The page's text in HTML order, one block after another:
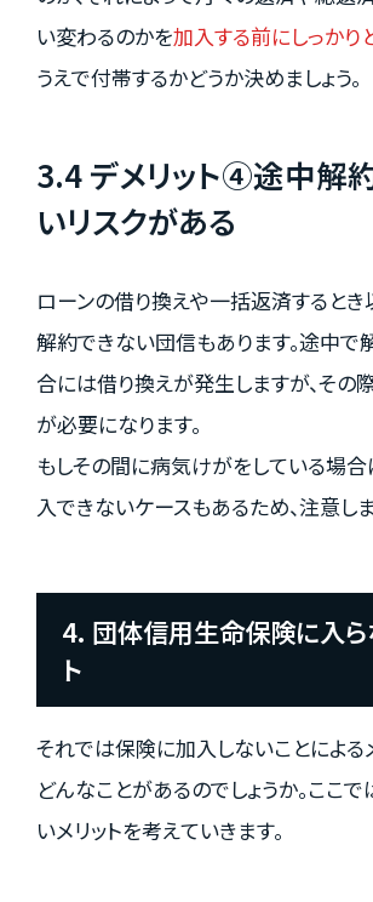
い変わるのかを加入する前にしっかり
うえで付帯するかどうか決めましょう。
3.4 デメリット④途中解
いリスクがある
ローンの借り換えや一括返済すると
解約できない団信もあります。途中で
合には借り換えが発生しますが、その
が必要になります。
もしその間に病気けがをしている場
入できないケースもあるため、注意しま
4. 団体信用生命保険に入ら
ト
それでは保険に加入しないことによる
どんなことがあるのでしょうか。ここ
いメリットを考えていきます。